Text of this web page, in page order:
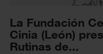
La Fundación
Cinia (León)
Rutinas de...